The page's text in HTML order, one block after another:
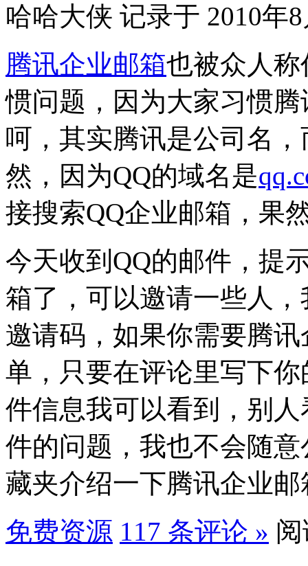
哈哈大侠 记录于 2010年
腾讯企业邮箱也被众人称
惯问题，因为大家习惯
呵，其实腾讯是公司名
然，因为QQ的域名是
接搜索QQ企业邮箱，果
今天收到QQ的邮件，提
箱了，可以邀请一些人
邀请码，如果你需要腾
单，只要在评论里写下
件信息我可以看到，别
件的问题，我也不会随
藏夹介绍一下腾讯企业
免费资源 117 条评论 »